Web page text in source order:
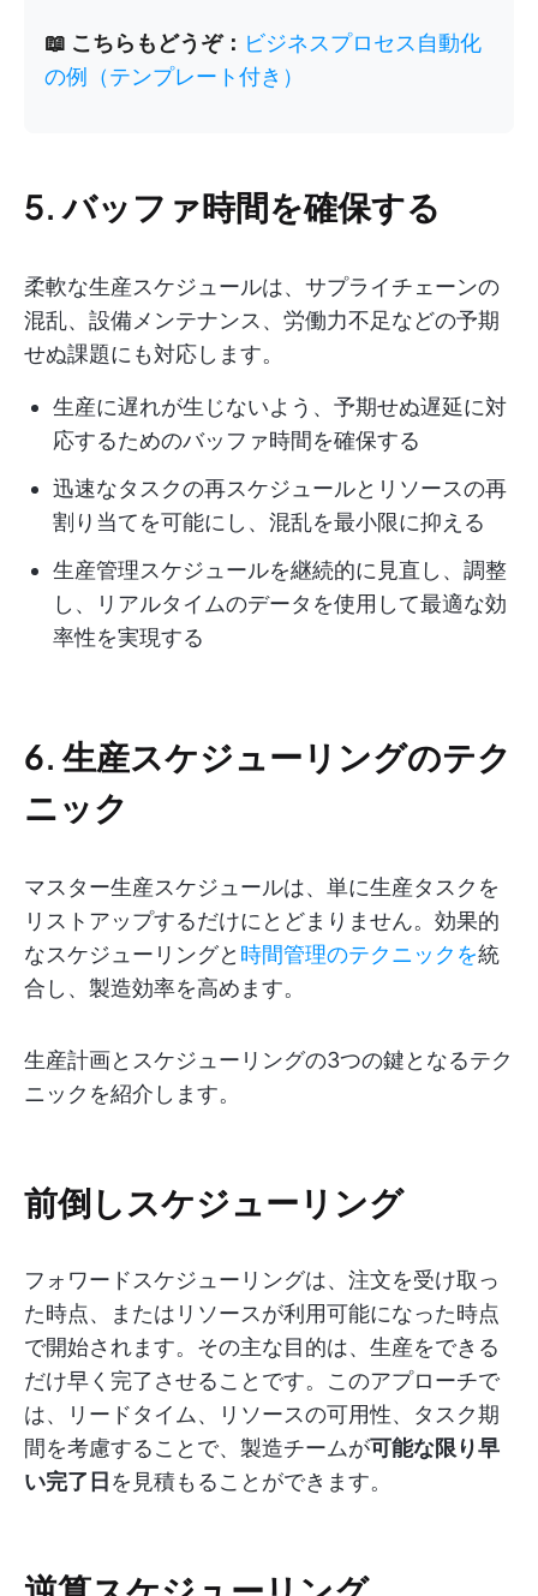
📖 こちらもどうぞ： ビジネスプロセス自動化
の例（テンプレート付き）
5. バッファ時間を確保する
柔軟な生産スケジュールは、サプライチェーンの
混乱、設備メンテナンス、労働力不足などの予期
せぬ課題にも対応します。
生産に遅れが生じないよう、予期せぬ遅延に対
応するためのバッファ時間を確保する
迅速なタスクの再スケジュールとリソースの再
割り当てを可能にし、混乱を最小限に抑える
生産管理スケジュールを継続的に見直し、調整
し、リアルタイムのデータを使用して最適な効
率性を実現する
6. 生産スケジューリングのテク
ニック
マスター生産スケジュールは、単に生産タスクを
リストアップするだけにとどまりません。効果的
なスケジューリングと 時間管理のテクニックを統
合し、製造効率を高めます。
生産計画とスケジューリングの3つの鍵となるテク
ニックを紹介します。
前倒しスケジューリング
フォワードスケジューリングは、注文を受け取っ
た時点、またはリソースが利用可能になった時点
で開始されます。その主な目的は、生産をできる
だけ早く完了させることです。このアプローチで
は、リードタイム、リソースの可用性、タスク期
間を考慮することで、製造チームが可能な限り早
い完了日 を見積もることができます。